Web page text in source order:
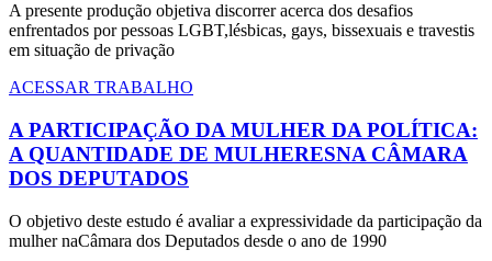
A presente produção objetiva discorrer acerca dos desafios
enfrentados por pessoas LGBT,lésbicas, gays, bissexuais e travestis
em situação de privação
ACESSAR TRABALHO
A PARTICIPAÇÃO DA MULHER DA POLÍTICA:
A QUANTIDADE DE MULHERESNA CÂMARA
DOS DEPUTADOS
O objetivo deste estudo é avaliar a expressividade da participação da
mulher naCâmara dos Deputados desde o ano de 1990